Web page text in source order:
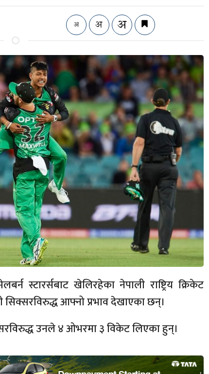
स्टारर्सबाट खेलिरहेका नेपाली राष्ट्रिय क्रिकेट
आफ्नो प्रभाव देखाएका छन्।
उनले ४ ओभरमा ३ विकेट लिएका हुन्।